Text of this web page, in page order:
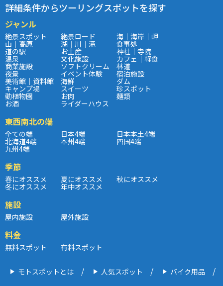
詳細条件からツーリングスポットを探す
ジャンル
絶景スポット 絶景ロード 海｜海岸｜岬
山｜高原 湖｜川｜滝 食事処
道の駅 お土産 神社｜寺院
温泉 文化施設 カフェ｜軽食
商業施設 ソフトクリーム 林道
夜景 イベント体験 宿泊施設
美術館｜資料館 海鮮 ダム
キャンプ場 スイーツ 珍スポット
動植物園 お肉 麺類
お酒 ライダーハウス
東西南北の端
全ての端 日本4端 日本本土4端
北海道4端 本州4端 四国4端
九州4端
季節
春にオススメ 夏にオススメ 秋にオススメ
冬にオススメ 年中オススメ
施設
屋内施設 屋外施設
料金
無料スポット 有料スポット
モトスポットとは 人気スポット バイク用品